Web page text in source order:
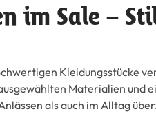
im Sale –
Kleidungsstücke
Materialien und
als auch im Alltag